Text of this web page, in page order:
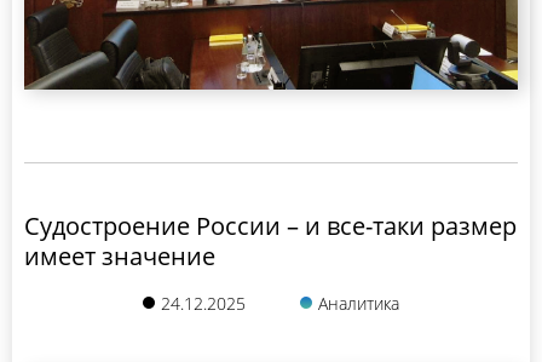
Судостроение России – и все-таки размер
имеет значение
24.12.2025 Аналитика